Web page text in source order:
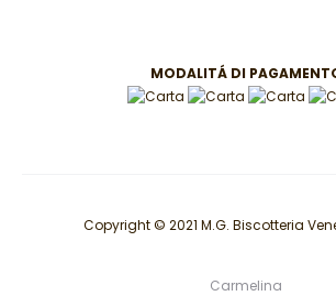
MODALITÁ DI
Copyright © 2021 M.G. Biscotteria
Carmelina